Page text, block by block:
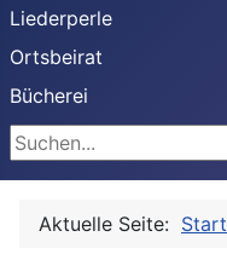
Liederperle
Ortsbeirat
Bücherei
Suchen
Aktuelle Seite: